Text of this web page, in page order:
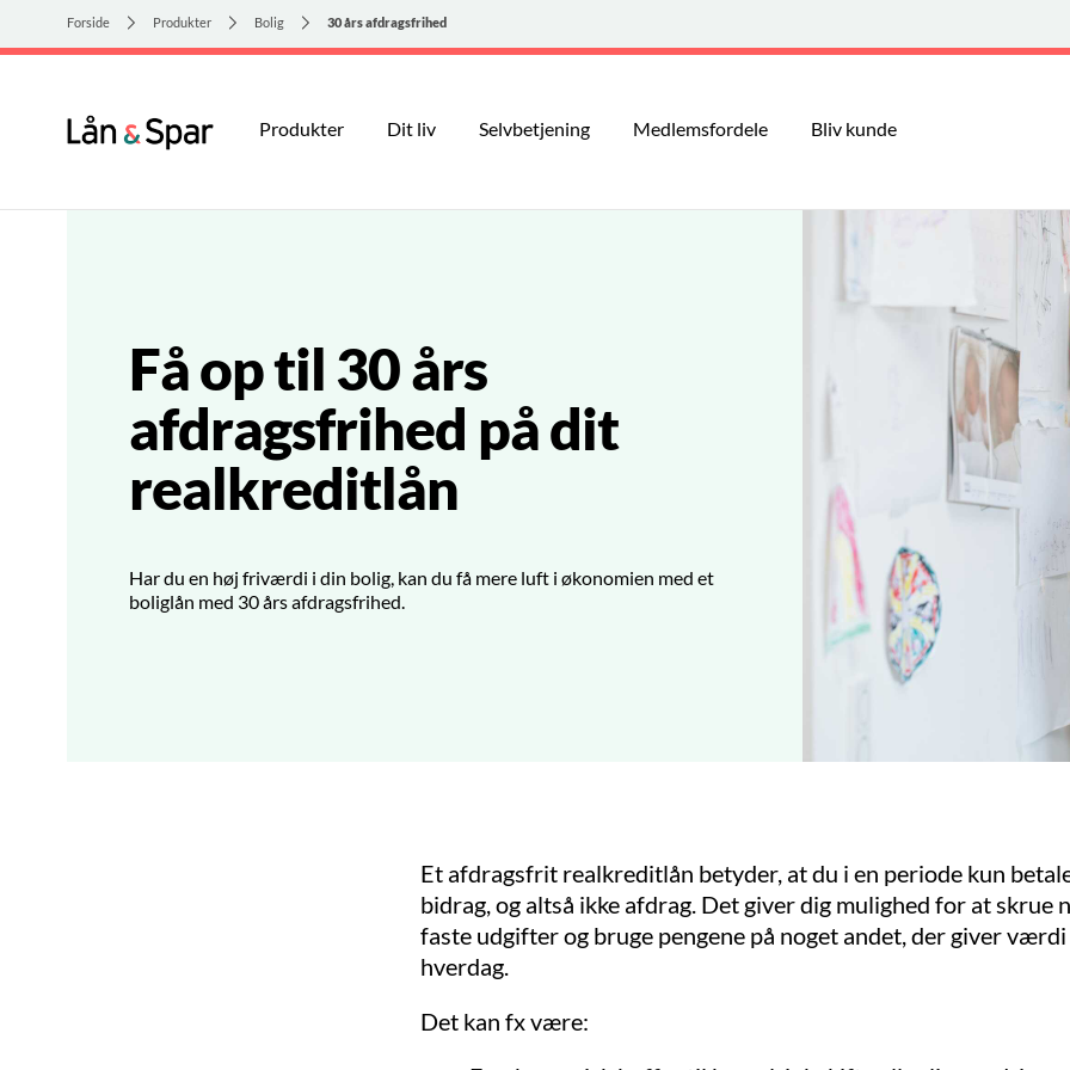
Forside Produkter Bolig 30 års afdragsfrihed
Produkter Dit liv Selvbetjening Medlemsfordele Bliv kunde
Få op til 30 års
afdragsfrihed på dit
realkreditlån
Har du en høj friværdi i din bolig, kan du få mere luft i økonomien med et
boliglån med 30 års afdragsfrihed.
Et afdragsfrit realkreditlån betyder, at du i en periode kun
bidrag, og altså ikke afdrag. Det giver dig mulighed for at skrue
faste udgifter og bruge pengene på noget andet, der giver
hverdag.
Det kan fx være: